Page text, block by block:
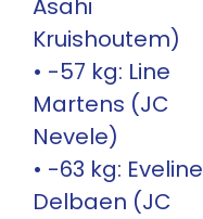
Asahi
Kruishoutem)
• -57 kg: Line
Martens (JC
Nevele)
• -63 kg: Eveline
Delbaen (JC